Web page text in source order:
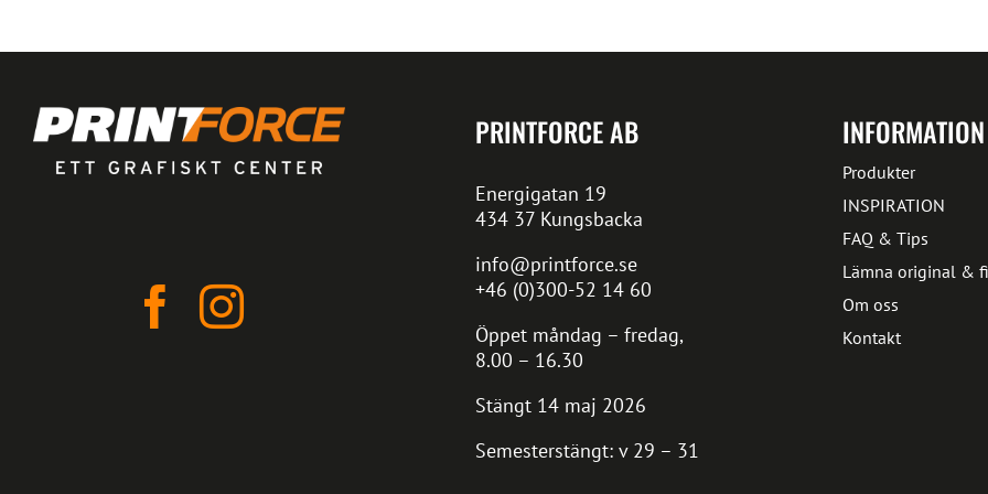
PRINTFORCE AB
Energigatan 19
434 37 Kungsbacka
info@printforce.se
+46 (0)300-52 14 60
Öppet måndag – fredag,
8.00 – 16.30
Stängt 14 maj 2026
Semesterstängt: v 29 – 31
INFORMATION
Produkter
INSPIRATION
FAQ & Tips
Lämna original &
Om oss
Kontakt